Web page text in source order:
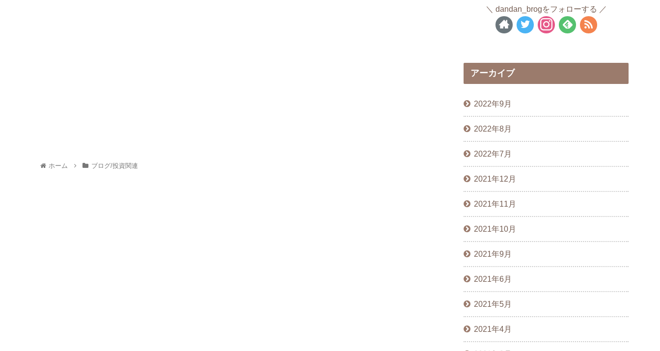
ホーム ブログ/投資関連
dandan_brogをフォローする
アーカイブ
2022年9月
2022年8月
2022年7月
2021年12月
2021年11月
2021年10月
2021年9月
2021年6月
2021年5月
2021年4月